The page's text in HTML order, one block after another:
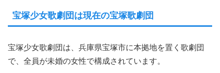
宝塚少女歌劇団は現在の宝塚歌劇団
宝塚少女歌劇団は、兵庫県宝塚市に本拠地を置く歌劇団
で、全員が未婚の女性で構成されています。